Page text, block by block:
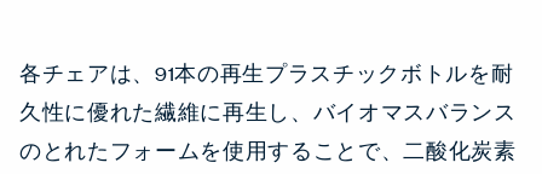
各チェアは、91本の再生プラスチックボトルを耐
久性に優れた繊維に再生し、バイオマスバランス
のとれたフォームを使用することで、二酸化炭素